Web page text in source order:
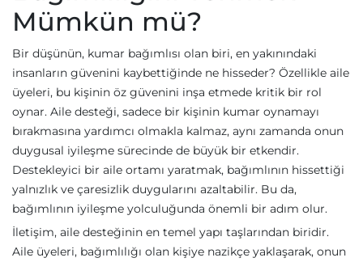
Mümkün mü?
Bir düşünün, kumar bağımlısı olan biri, en yakınındaki
insanların güvenini kaybettiğinde ne hisseder? Özellikle aile
üyeleri, bu kişinin öz güvenini inşa etmede kritik bir rol
oynar. Aile desteği, sadece bir kişinin kumar oynamayı
bırakmasına yardımcı olmakla kalmaz, aynı zamanda onun
duygusal iyileşme sürecinde de büyük bir etkendir.
Destekleyici bir aile ortamı yaratmak, bağımlının hissettiği
yalnızlık ve çaresizlik duygularını azaltabilir. Bu da,
bağımlının iyileşme yolculuğunda önemli bir adım olur.
İletişim, aile desteğinin en temel yapı taşlarından biridir.
Aile üyeleri, bağımlılığı olan kişiye nazikçe yaklaşarak, onun